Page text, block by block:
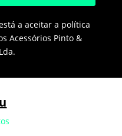
a aceitar a política
Acessórios Pinto &